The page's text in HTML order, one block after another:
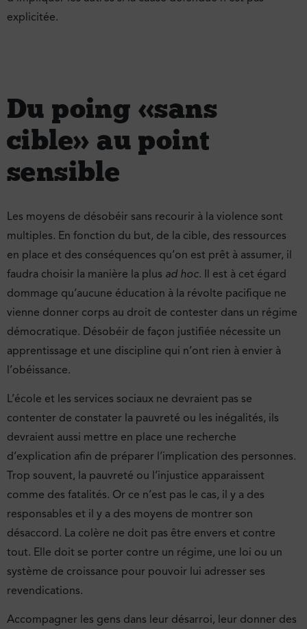
explicitée.
Du poing « sans
cible » au point
sensible
Les moyens de désobéir sans recourir à la violence sont
multiples. En fonction du but, de la cible, des ressources
en place et des conséquences qu’on est prêt à assumer, il
faudra choisir la manière la plus ad hoc. Il est à cet égard
dommage qu’aucune éducation à la révolte pacifique ne
vienne donner corps au droit de contester dans un régime
démocratique. Désobéir de façon justifiée nécessite un
apprentissage et une discipline qui n’ont rien à envier à
l’obéissance.
L’école et les services sociaux ne devraient pas se
contenter de constater la pauvreté ou les inégalités, ils
devraient aussi mettre en place une recherche
d’explication afin de préparer l’implication des personnes.
Trop souvent, la pauvreté ou l’injustice apparaissent
comme des fatalités. Or ce n’est pas le cas, il y a des
responsables et il y a des moyens de montrer son
désaccord. La colère ne doit pas être envers et contre
tout. Elle doit se porter contre un régime, une loi ou un
système de croissance pour pouvoir lui adresser ses
revendications.
Accompagner les gens dans leur désarroi, leur donner des